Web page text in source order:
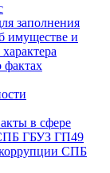
заполнения
имуществе и
фактах
в сфере
ГБУЗ ГП49
СПБ